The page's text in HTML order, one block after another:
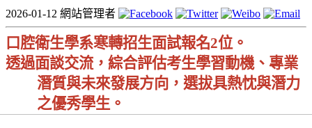
2026-01-12 網站管理者
口腔衛生學系寒轉招生面試報名2位。
透過面談交流，綜合評估考生學習動機、專業
潛質與未來發展方向，選拔具熱忱與潛力
之優秀學生。